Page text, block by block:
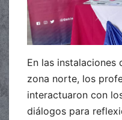
En las instalaciones
zona norte, los
interactuaron con
diálogos para